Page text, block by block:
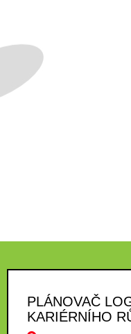
PLÁNOVAČ
KARIÉRNÍHO